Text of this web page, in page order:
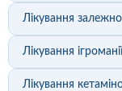
Лікування
Лікування
Лікування